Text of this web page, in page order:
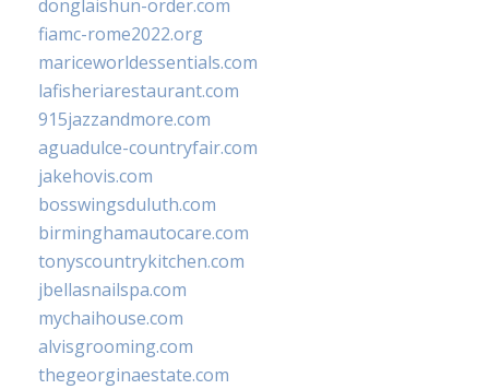
donglaishun-order.com
fiamc-rome2022.org
mariceworldessentials.com
lafisheriarestaurant.com
915jazzandmore.com
aguadulce-countryfair.com
jakehovis.com
bosswingsduluth.com
birminghamautocare.com
tonyscountrykitchen.com
jbellasnailspa.com
mychaihouse.com
alvisgrooming.com
thegeorginaestate.com